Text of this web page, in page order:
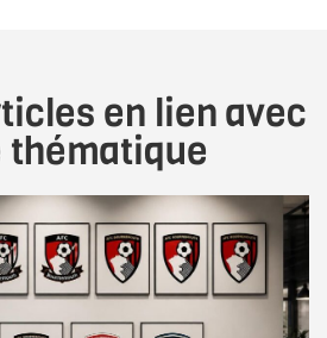
en lien avec